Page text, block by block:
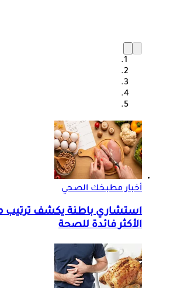
أخبار مطبخك الصحي
استشاري باطنة يكشف ترتيب
الأكثر فائدة للصحة